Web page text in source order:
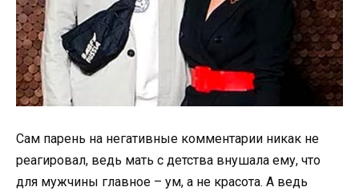
Сам парень на негативные комментарии никак не
реагировал, ведь мать с детства внушала ему, что
для мужчины главное – ум, а не красота. А ведь